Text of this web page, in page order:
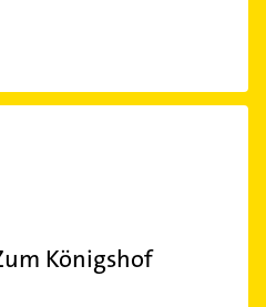
Königshof